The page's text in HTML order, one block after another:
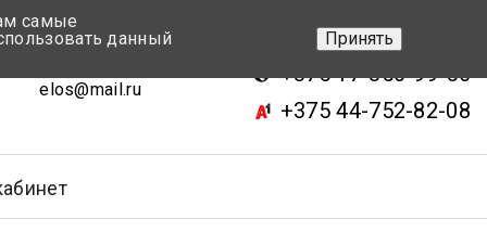
elos@mail.ru
+375 17-343-46-70
+375 17-350-99-56
+375 44-752-82-08
самые
данный
Принять